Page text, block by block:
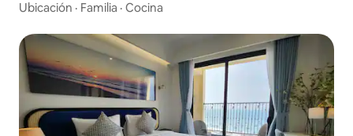
Ubicación · Familia · Cocina